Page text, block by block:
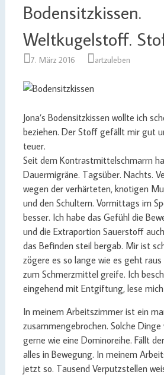
Bodensitzkissen.
Weltkugelstoff.
7. März 2016 artzuleben
Jona’s Bodensitzkissen wollte ich
beziehen. Der Stoff gefällt mir gut
teuer.
Seit dem Kontrastmittelschmarrn
Dauermigräne. Tagsüber. Nachts.
wegen der verhärteten, knotigen
und den Schultern. Vormittags im
besser. Ich habe das Gefühl die
und die Extraportion Sauerstoff
das Befinden steil bergab. Mir ist
zögere es so lange wie es geht raus
zum Schmerzmittel greife. Ich
eingehend mit Entgiftung, lese
In meinem Arbeitszimmer ist ein
zusammengebrochen. Solche
gerne wie eine Dominoreihe. Fällt
alles in Bewegung. In meinem
jetzt so. Tausend Verputzstellen